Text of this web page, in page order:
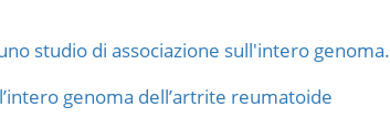
studio di associazione sull'intero genoma.
genoma dell’artrite reumatoide